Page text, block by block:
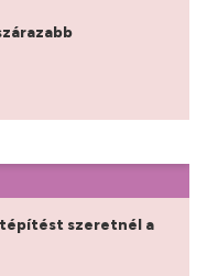
szeretnél a